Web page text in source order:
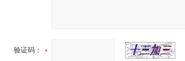
验证码：